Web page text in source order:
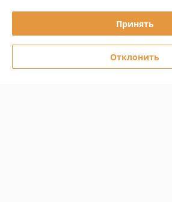
Контакты
Сегодня работает с 08:30 до 17:30
Показать весь график работы
Принять
Отклонить